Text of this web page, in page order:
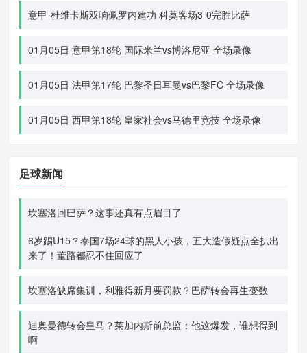
意甲-杜维卡斯双响佩罗内建功 科莫客场3-0完胜比萨
01月05日 意甲第18轮 国际米兰vs博洛尼亚 全场录像
01月05日 法甲第17轮 巴黎圣日耳曼vs巴黎FC 全场录像
01月05日 西甲第18轮 皇家社会vs马德里竞技 全场录像
足球新闻
坎塞洛回巴萨？这事还真有点眉目了
6岁踢U15？泰国7场24球的黑人小孩，五大造假疑点全扒出
来了！董路都忍不住回应了
坎塞洛缺席集训，利雅得新月要罚款？巴萨转会再生变数
迪奥曼德转会皇马？莱加内斯前总监：他这爆发，谁想得到
啊